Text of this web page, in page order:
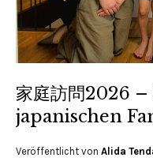
家庭訪問2026
japanischen
Veröffentlicht von Alida